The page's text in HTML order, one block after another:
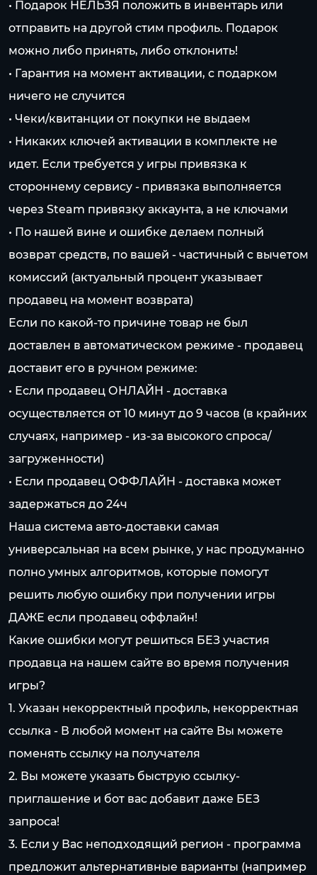
• Подарок НЕЛЬЗЯ положить в инвентарь или
отправить на другой стим профиль. Подарок
можно либо принять, либо отклонить!
• Гарантия на момент активации, с подарком
ничего не случится
• Чеки/квитанции от покупки не выдаем
• Никаких ключей активации в комплекте не
идет. Если требуется у игры привязка к
стороннему сервису - привязка выполняется
через Steam привязку аккаунта, а не ключами
• По нашей вине и ошибке делаем полный
возврат средств, по вашей - частичный с вычетом
комиссий (актуальный процент указывает
продавец на момент возврата)
Если по какой-то причине товар не был
доставлен в автоматическом режиме - продавец
доставит его в ручном режиме:
• Если продавец ОНЛАЙН - доставка
осуществляется от 10 минут до 9 часов (в крайних
случаях, например - из-за высокого спроса/
загруженности)
• Если продавец ОФФЛАЙН - доставка может
задержаться до 24ч
Наша система авто-доставки самая
универсальная на всем рынке, у нас продуманно
полно умных алгоритмов, которые помогут
решить любую ошибку при получении игры
ДАЖЕ если продавец оффлайн!
Какие ошибки могут решиться БЕЗ участия
продавца на нашем сайте во время получения
игры?
1. Указан некорректный профиль, некорректная
ссылка - В любой момент на сайте Вы можете
поменять ссылку на получателя
2. Вы можете указать быструю ссылку-
приглашение и бот вас добавит даже БЕЗ
запроса!
3. Если у Вас неподходящий регион - программа
предложит альтернативные варианты (например